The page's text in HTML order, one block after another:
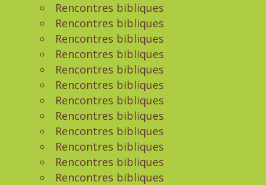
Rencontres bibliques
Rencontres bibliques
Rencontres bibliques
Rencontres bibliques
Rencontres bibliques
Rencontres bibliques
Rencontres bibliques
Rencontres bibliques
Rencontres bibliques
Rencontres bibliques
Rencontres bibliques
Rencontres bibliques